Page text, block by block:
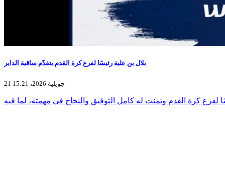
بلال بن علية رئيسًا لفرع كرة القدم بتقدّم ساقية الداير
21 جويلية 2026، 15:21